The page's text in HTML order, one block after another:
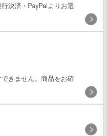
決済・PayPalよりお選
きません。商品をお確